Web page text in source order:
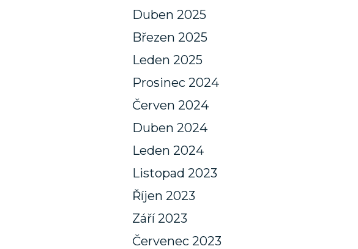
Duben 2025
Březen 2025
Leden 2025
Prosinec 2024
Červen 2024
Duben 2024
Leden 2024
Listopad 2023
Říjen 2023
Září 2023
Červenec 2023